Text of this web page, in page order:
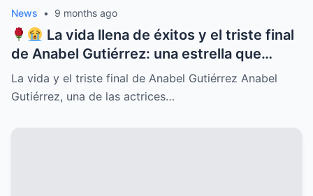
News • 9 months ago
La vida llena de éxitos y el triste final
de Anabel Gutiérrez: una estrella que
iluminó el cine y la televisión mexicana
pero cuyo destino estuvo marcado por el
La vida y el triste final de Anabel Gutiérrez Anabel
Gutiérrez, una de las actrices…